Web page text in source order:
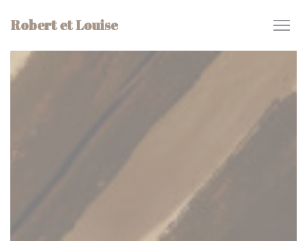
Robert et Louise